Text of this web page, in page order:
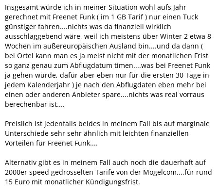
Sim-Karten zu hantieren.
Man kann ja immer wieder lesen, dass es sogar noch
Mobilfunknutzer gibt, die in 20 Jahre alten Tarifen sind.
Ein weiterer Punkt gegen FF sind bei manchen Personen die
Ablehnung von Paypal.
Insgesamt würde ich in meiner Situation wohl aufs Jahr
gerechnet mit Freenet Funk ( im 1 GB Tarif ) nur einen Tuck
günstiger fahren....nichts was da finanziell wirklich
ausschlaggebend wäre, weil ich meistens über Winter 2 etwa 8
Wochen im außereuropäischen Ausland bin....und da dann (
bei Ortel kann man es ja meist nicht mit der monatlichen Frist
so ganz genau zum Abflugdatum timen....was bei Freenet Funk
ja gehen würde, dafür aber eben nur für die ersten 30 Tage in
jedem Kalenderjahr ) je nach den Abflugdaten eben mehr bei
einen oder anderen Anbieter spare....nichts was real vorraus
berechenbar ist....
Preislich ist jedenfalls beides in meinem Fall bis auf marginale
Unterschiede sehr sehr ähnlich mit leichten finanziellen
Vorteilen für Freenet Funk....
Alternativ gibt es in meinem Fall auch noch die dauerhaft auf
2000er speed gedrosselten Tarife von der Mogelcom....für rund
15 Euro mit monatlicher Kündigungsfrist.